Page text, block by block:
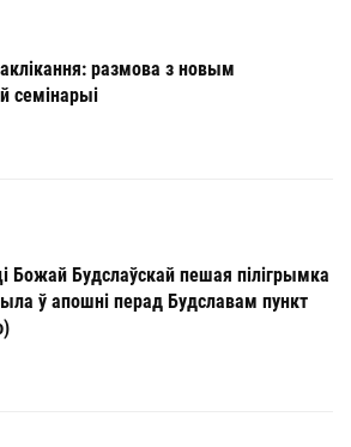
размова з новым
семінарыі
Божай Будслаўскай пешая пілігрымка
ў апошні перад Будславам пункт